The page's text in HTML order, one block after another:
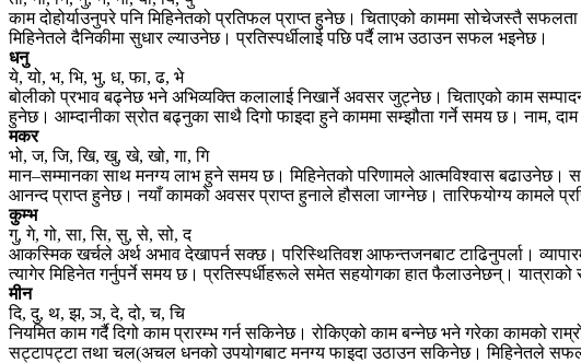
काम दोहोर्याउनुपरे पनि मिहिनेतको प्रतिफल प्राप्त हुनेछ। चिताएको काममा सोचेजस्तै
मिहिनेतले दैनिकीमा सुधार ल्याउनेछ। प्रतिस्पर्धीलाई पछि पर्दै लाभ उठाउन सफल भइनेछ।
धनु
ये, यो, भ, भि, भु, ध, फा, ढ, भे
बोलीको प्रभाव बढ्नेछ भने अभिव्यक्ति कलालाई निखार्ने अवसर जुट्नेछ। चिताएको काम
हुनेछ। आम्दानीका स्रोत बढ्नुका साथै दिगो फाइदा हुने काममा सम्झौता गर्ने समय छ। नाम, दाम
मकर
भो, ज, जि, खि, खु, खे, खो, गा, गि
मान–सम्मानका साथ मनग्य लाभ हुने समय छ। मिहिनेतको परिणामले आत्मविश्वास
आनन्द प्राप्त हुनेछ। नयाँ कामको अवसर प्राप्त हुनाले हौसला जाग्नेछ। तारिफयोग्य कामले
कुम्भ
गु, गे, गो, सा, सि, सु, से, सो, द
आकस्मिक खर्चले अर्थ अभाव देखापर्न सक्छ। परिस्थितिवश आफन्तजनबाट टाढिनुपर्ला।
त्यागेर मिहिनेत गर्नुपर्ने समय छ। प्रतिस्पर्धीहरूले समेत सहयोगका हात फैलाउनेछन्। यात्राको
मीन
दि, दु, थ, झ, ञ, दे, दो, च, चि
नियमित काम गर्दै दिगो काम प्रारम्भ गर्न सकिनेछ। रोकिएको काम बन्नेछ भने गरेका कामको
सट्टापट्टा तथा चल(अचल धनको उपयोगबाट मनग्य फाइदा उठाउन सकिनेछ। मिहिनेतले